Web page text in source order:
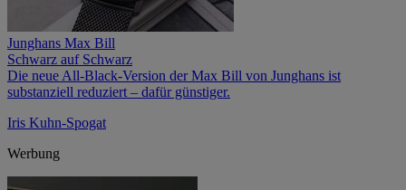
Junghans Max Bill
Schwarz auf Schwarz
Die neue All-Black-Version der Max Bill von Junghans ist
substanziell reduziert – dafür günstiger.
Iris Kuhn-Spogat
Werbung